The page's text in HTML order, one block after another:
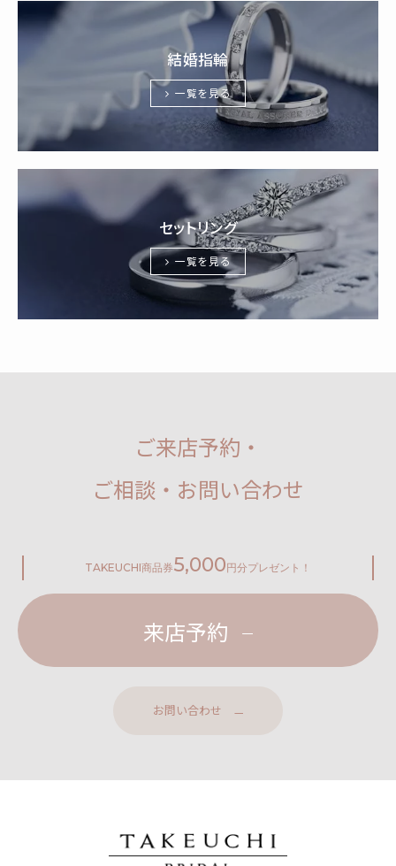
結婚指輪
一覧を見る
セットリング
一覧を見る
ご来店予約・
ご相談・お問い合わせ
TAKEUCHI商品券5,000 円分プレゼント！
来店予約
お問い合わせ